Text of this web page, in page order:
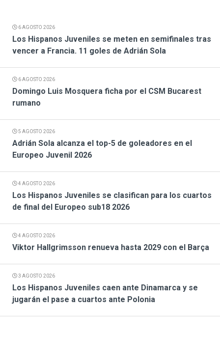
6 AGOSTO 2026
Los Hispanos Juveniles se meten en semifinales tras
vencer a Francia. 11 goles de Adrián Sola
6 AGOSTO 2026
Domingo Luis Mosquera ficha por el CSM Bucarest
rumano
5 AGOSTO 2026
Adrián Sola alcanza el top-5 de goleadores en el
Europeo Juvenil 2026
4 AGOSTO 2026
Los Hispanos Juveniles se clasifican para los cuartos
de final del Europeo sub18 2026
4 AGOSTO 2026
Viktor Hallgrimsson renueva hasta 2029 con el Barça
3 AGOSTO 2026
Los Hispanos Juveniles caen ante Dinamarca y se
jugarán el pase a cuartos ante Polonia